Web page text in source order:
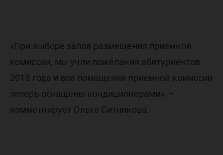
«При выборе залов размещения приемной
комиссии, мы учли пожелания абитуриентов
2013 года и все помещения приемной комиссии
теперь оснащены кондиционерами», –
комментирует Ольга Ситникова.